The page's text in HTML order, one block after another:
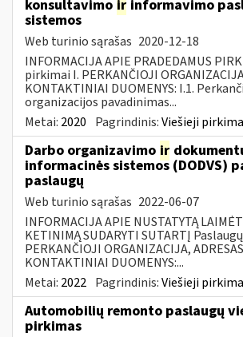
konsultavimo ir informavimo
sistemos
Web turinio sąrašas 2020-12-18
INFORMACIJA APIE PRADEDAMUS
pirkimai I. PERKANČIOJI
KONTAKTINIAI DUOMENYS: I.1.
organizacijos pavadinimas...
Metai: 2020 Pagrindinis:Viešieji
Darbo organizavimo ir
informacinės sistemos (DODVS)
paslaugų
Web turinio sąrašas 2022-06-07
INFORMACIJA APIE NUSTATYTĄ
KETINIMĄ SUDARYTI SUTARTĮ
PERKANČIOJI ORGANIZACIJA, ADRESAS
KONTAKTINIAI DUOMENYS:...
Metai: 2022 Pagrindinis:Viešieji
Automobilių remonto paslaugų
pirkimas